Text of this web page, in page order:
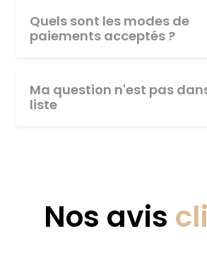
Quels sont les modes de
paiements acceptés ?
Ma question n'est pas
liste
Nos avis